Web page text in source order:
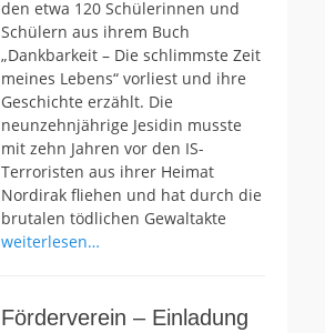
den etwa 120 Schülerinnen und
Schülern aus ihrem Buch
„Dankbarkeit – Die schlimmste Zeit
meines Lebens“ vorliest und ihre
Geschichte erzählt. Die
neunzehnjährige Jesidin musste
mit zehn Jahren vor den IS-
Terroristen aus ihrer Heimat
Nordirak fliehen und hat durch die
brutalen tödlichen Gewaltakte
weiterlesen…
Förderverein – Einladung